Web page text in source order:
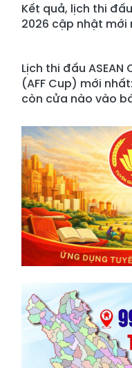
Kết quả, lịch thi đấu
2026 cập nhật mới
Lịch thi đấu ASEAN
(AFF Cup) mới
còn cửa nào vào